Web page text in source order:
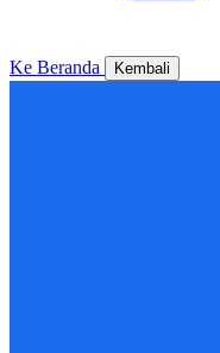
Ke Beranda Kembali